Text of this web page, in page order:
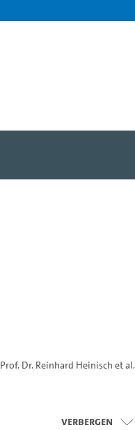
Prof. Dr. Reinhard Heinisch et al.
Verbergen